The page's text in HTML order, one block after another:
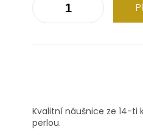
Kvalitní náušnice ze 14-ti
perlou.